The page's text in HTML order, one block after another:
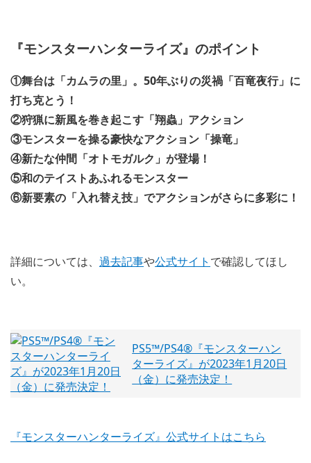
『モンスターハンターライズ』のポイント
①舞台は「カムラの里」。50年ぶりの災禍「百竜夜行」に
打ち克とう！
②狩猟に新風を巻き起こす「翔蟲」アクション
③モンスターを操る豪快なアクション「操竜」
④新たな仲間「オトモガルク」が登場！
⑤和のテイストあふれるモンスター
⑥新要素の「入れ替え技」でアクションがさらに多彩に！
詳細については、 過去記事や公式サイト で確認してほし
い。
PS5™/PS4®『モンスターハン
ターライズ』が2023年1月20日
（金）に発売決定！
『モンスターハンターライズ』公式サイトはこちら